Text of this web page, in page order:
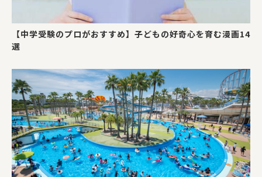
【中学受験のプロがおすすめ】子どもの好奇心を育む漫画14
選